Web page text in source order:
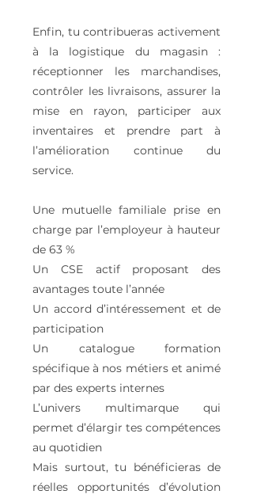
Enfin, tu contribueras activement
à la logistique du magasin :
réceptionner les marchandises,
contrôler les livraisons, assurer la
mise en rayon, participer aux
inventaires et prendre part à
l’amélioration continue du
service.
Une mutuelle familiale prise en
charge par l’employeur à hauteur
de 63 %
Un CSE actif proposant des
avantages toute l’année
Un accord d’intéressement et de
participation
Un catalogue formation
spécifique à nos métiers et animé
par des experts internes
L’univers multimarque qui
permet d’élargir tes compétences
au quotidien
Mais surtout, tu bénéficieras de
réelles opportunités d’évolution